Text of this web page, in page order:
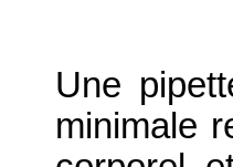
Une
minimale